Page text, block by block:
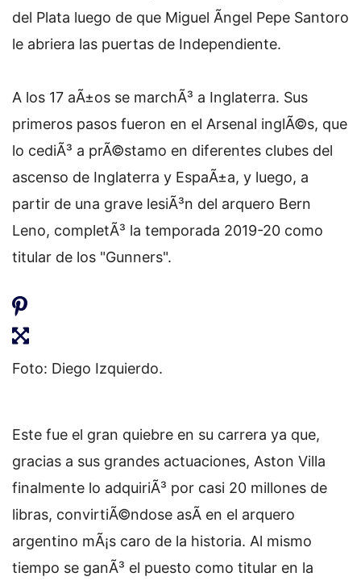
del Plata luego de que Miguel Ãngel Pepe Santoro
le abriera las puertas de Independiente.
A los 17 aÃ±os se marchÃ³ a Inglaterra. Sus
primeros pasos fueron en el Arsenal inglÃ©s, que
lo cediÃ³ a prÃ©stamo en diferentes clubes del
ascenso de Inglaterra y EspaÃ±a, y luego, a
partir de una grave lesiÃ³n del arquero Bern
Leno, completÃ³ la temporada 2019-20 como
titular de los "Gunners".
Foto: Diego Izquierdo.
Este fue el gran quiebre en su carrera ya que,
gracias a sus grandes actuaciones, Aston Villa
finalmente lo adquiriÃ³ por casi 20 millones de
libras, convirtiÃ©ndose asÃ­ en el arquero
argentino mÃ¡s caro de la historia. Al mismo
tiempo se ganÃ³ el puesto como titular en la